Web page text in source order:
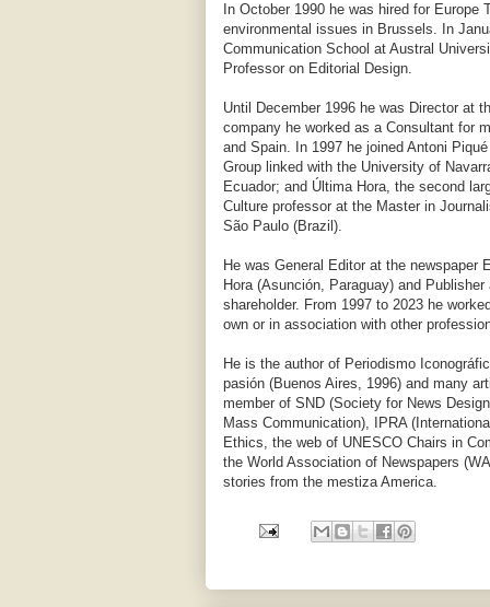
In October 1990 he was hired for
environmental issues in Brussels. In
Communication School at Austral
Professor on Editorial Design.
Until December 1996 he was Director at
company he worked as a Consultant for
and Spain. In 1997 he joined Antoni
Group linked with the University of
Ecuador; and Última Hora, the second
Culture professor at the Master in
São Paulo (Brazil).
He was General Editor at the newspaper
Hora (Asunción, Paraguay) and
shareholder. From 1997 to 2023 he
own or in association with other
He is the author of Periodismo
pasión (Buenos Aires, 1996) and many
member of SND (Society for News
Mass Communication), IPRA
Ethics, the web of UNESCO Chairs in
the World Association of Newspapers
stories from the mestiza America.